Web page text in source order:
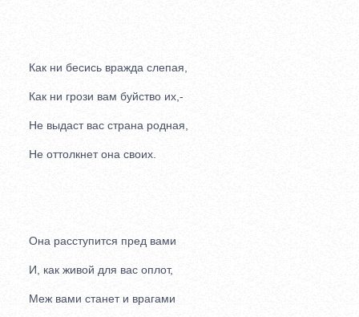
Как ни бесись вражда слепая,
Как ни грози вам буйство их,-
Не выдаст вас страна родная,
Не оттолкнет она своих.
Она расступится пред вами
И, как живой для вас оплот,
Меж вами станет и врагами